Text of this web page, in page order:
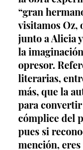
“gran
visitamos Oz,
junto a Alicia
la
opresor.
literarias,
más, que la
para
cómplice del
pues si
mención,